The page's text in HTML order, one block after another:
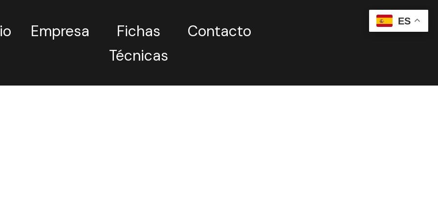
Empresa
Fichas
Técnicas
Contacto
ES